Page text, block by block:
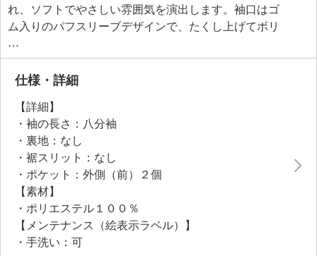
れ、ソフトでやさしい雰囲気を演出します。袖口はゴ
ム入りのパフスリーブデザインで、たくし上げてボリ
ュームを出す着こなしも楽しめるアレンジ自在な仕様
です。シワになりにくく扱いやすいポリエステル素材
を採用しているため、旅行にも重宝します。体形カバ
かけや食事会などさまざまなシーンで活躍する一着で
す。
仕様・詳細
【詳細】
・袖の長さ：八分袖
・裏地：なし
・裾スリット：なし
・ポケット：外側（前）２個
【素材】
・ポリエステル１００％
【メンテナンス（絵表示ラベル）】
・手洗い：可